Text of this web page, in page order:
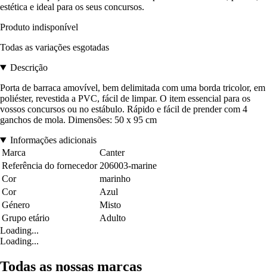
estética e ideal para os seus concursos.
Produto indisponível
Todas as variações esgotadas
Descrição
Porta de barraca amovível, bem delimitada com uma borda tricolor, em
poliéster, revestida a PVC, fácil de limpar. O item essencial para os
vossos concursos ou no estábulo. Rápido e fácil de prender com 4
ganchos de mola. Dimensões: 50 x 95 cm
Informações adicionais
Marca
Canter
Referência do fornecedor 206003-marine
Cor
marinho
Cor
Azul
Género
Misto
Grupo etário
Adulto
Loading...
Loading...
Todas as nossas marcas